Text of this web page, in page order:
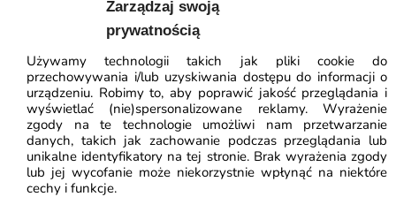
Zarządzaj swoją
prywatnością
Używamy technologii takich jak pliki cookie do
przechowywania i/lub uzyskiwania dostępu do informacji o
urządzeniu. Robimy to, aby poprawić jakość przeglądania i
wyświetlać (nie)spersonalizowane reklamy. Wyrażenie
zgody na te technologie umożliwi nam przetwarzanie
danych, takich jak zachowanie podczas przeglądania lub
unikalne identyfikatory na tej stronie. Brak wyrażenia zgody
lub jej wycofanie może niekorzystnie wpłynąć na niektóre
cechy i funkcje.
Ekspresowa realizacja i wysyłka kurierem w ciągu kilku dni
roboczych.
Możliwość mycia powierzchni delikatnie wilgotną
ściereczką.
Fotograficzna ostrość i nasycone kolory dzięki technologii
druku UV LED.
Najniższa cena z 30 dni:41.93 zł
ZOBACZ WSZYSTKIE
Najczęściej zadawane pytania
Pomagamy i doradzamy przy każdym zakupie. Ale jeżeli
nie chcesz czekać – sprawdź najczęściej zadawane pytania.